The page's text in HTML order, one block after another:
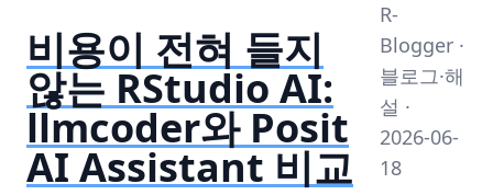
비용이 전혀 들지
않는 RStudio AI:
llmcoder와 Posit
AI Assistant 비교
R-
Blogger ·
블로그·해
설 ·
2026-06-
18